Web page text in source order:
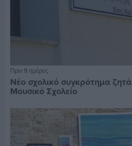
Πριν 9 ημέρες
Νέο σχολικό συγκρότημα
Μουσικό Σχολείο